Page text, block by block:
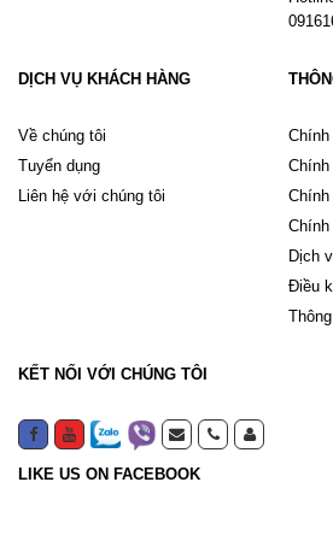
DỊCH VỤ KHÁCH HÀNG
Về chúng tôi
Tuyển dụng
Liên hệ với chúng tôi
Chính
Dịch
Điều
KẾT NỐI VỚI CHÚNG TÔI
LIKE US ON FACEBOOK